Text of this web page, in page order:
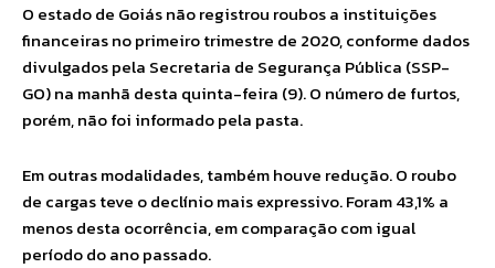
O estado de Goiás não registrou roubos a instituições
financeiras no primeiro trimestre de 2020, conforme dados
divulgados pela Secretaria de Segurança Pública (SSP-
GO) na manhã desta quinta-feira (9). O número de furtos,
porém, não foi informado pela pasta.
Em outras modalidades, também houve redução. O roubo
de cargas teve o declínio mais expressivo. Foram 43,1% a
menos desta ocorrência, em comparação com igual
período do ano passado.